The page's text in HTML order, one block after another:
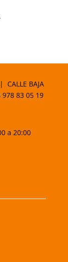
BAJA
978 83 05 19
a 20:00